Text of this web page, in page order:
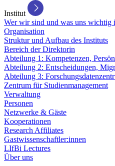
Institut
Wer wir sind und was uns wichtig
Organisation
Struktur und Aufbau des Instituts
Bereich der Direktorin
Abteilung 1: Kompetenzen,
Abteilung 2: Entscheidungen,
Abteilung 3:
Zentrum für Studienmanagement
Verwaltung
Personen
Netzwerke & Gäste
Kooperationen
Research Affiliates
Gastwissenschaftler:innen
LIfBi Lectures
Über uns